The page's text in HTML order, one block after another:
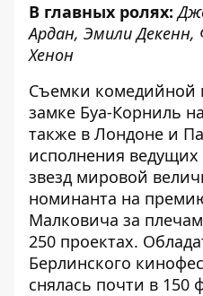
В главных ролях:
Ардан, Эмили Декенн,
Хенон
Съемки комедийной
замке Буа-Корниль
также в Лондоне и
исполнения ведущих
звезд мировой
номинанта на
Малковича за
250 проектах.
Берлинского
снялась почти в 150